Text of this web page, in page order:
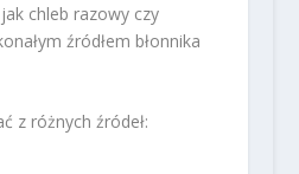
chleb razowy czy
źródłem błonnika
z różnych źródeł: